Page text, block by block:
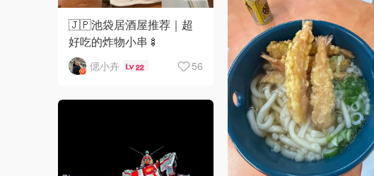
🇯🇵池袋居酒屋推荐｜超
好吃的炸物小串🍢
偲小卉 22 56